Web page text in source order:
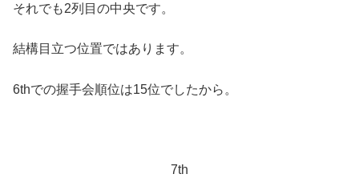
それでも2列目の中央です。
結構目立つ位置ではあります。
6thでの握手会順位は15位でしたから。
7th